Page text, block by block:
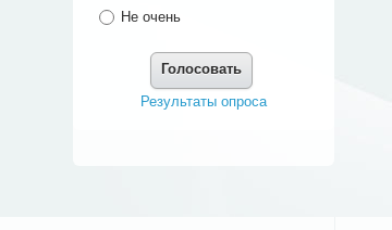
Не очень
Голосовать
Результаты опроса